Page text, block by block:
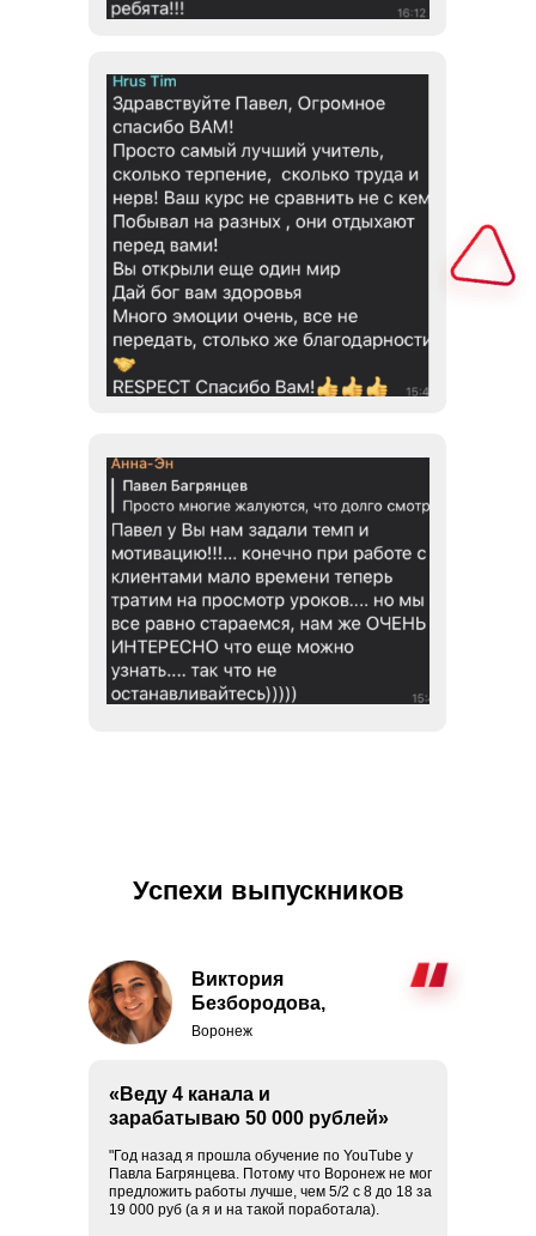
Успехи выпускников
Виктория
Безбородова,
Воронеж
«Веду 4 канала и
зарабатываю 50 000 рублей»
"Год назад я прошла обучение по YouTube у
Павла Багрянцева. Потому что Воронеж не мог
предложить работы лучше, чем 5/2 с 8 до 18 за
19 000 руб (а я и на такой поработала).